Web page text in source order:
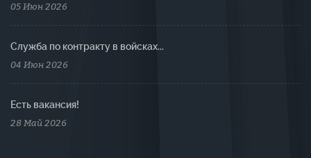
05 Июн 2026
Cлужба по контракту в войсках...
04 Июн 2026
Есть вакансия!
28 Май 2026